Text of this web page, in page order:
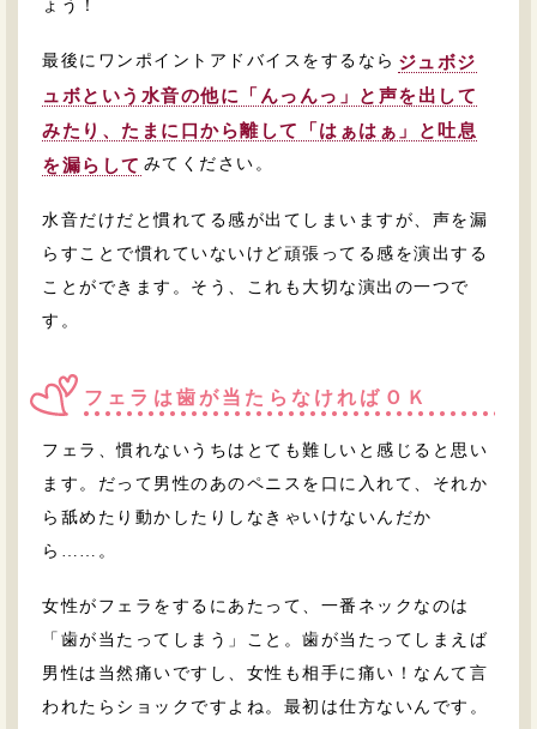
ょう！
最後にワンポイントアドバイスをするなら ジュボジ
ュボという水音の他に「んっんっ」と声を出して
みたり、たまに口から離して「はぁはぁ」と吐息
を漏らして みてください。
水音だけだと慣れてる感が出てしまいますが、声を漏
らすことで慣れていないけど頑張ってる感を演出する
ことができます。そう、これも大切な演出の一つで
す。
フェラは歯が当たらなければＯＫ
フェラ、慣れないうちはとても難しいと感じると思い
ます。だって男性のあのペニスを口に入れて、それか
ら舐めたり動かしたりしなきゃいけないんだか
ら……。
女性がフェラをするにあたって、一番ネックなのは
「歯が当たってしまう」こと。歯が当たってしまえば
男性は当然痛いですし、女性も相手に痛い！なんて言
われたらショックですよね。最初は仕方ないんです。